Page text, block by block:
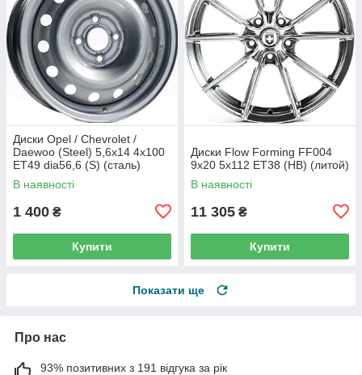
Диски Opel / Chevrolet /
Daewoo (Steel) 5,6x14 4x100
ET49 dia56,6 (S) (сталь)
В наявності
1 400 ₴
Купити
Диски Flow Forming FF004
9x20 5x112 ET38 (HB) (литой)
В наявності
11 305 ₴
Купити
Показати ще
Про нас
93% позитивних з 191 відгука за рік